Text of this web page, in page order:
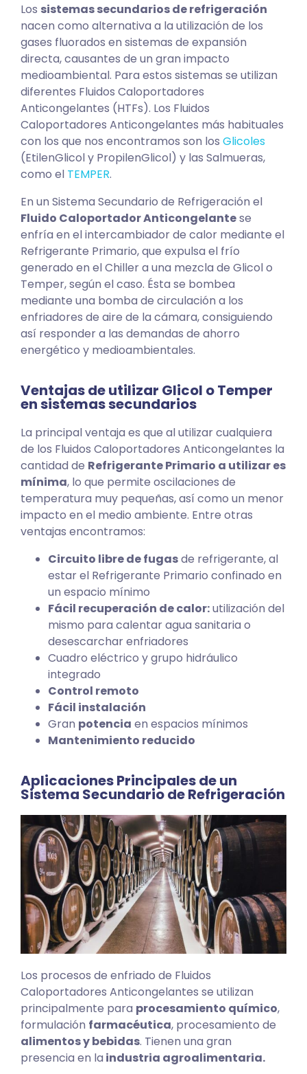
Los sistemas secundarios de refrigeración
nacen como alternativa a la utilización de los
gases fluorados en sistemas de expansión
directa, causantes de un gran impacto
medioambiental. Para estos sistemas se utilizan
diferentes Fluidos Caloportadores
Anticongelantes (HTFs). Los Fluidos
Caloportadores Anticongelantes más habituales
con los que nos encontramos son los Glicoles
(EtilenGlicol y PropilenGlicol) y las Salmueras,
como el TEMPER.
En un Sistema Secundario de Refrigeración el
Fluido Caloportador Anticongelantese
enfría en el intercambiador de calor mediante el
Refrigerante Primario, que expulsa el frío
generado en el Chiller a una mezcla de Glicol o
Temper, según el caso. Ésta se bombea
mediante una bomba de circulación a los
enfriadores de aire de la cámara, consiguiendo
así responder a las demandas de ahorro
energético y medioambientales.
Ventajas de utilizar Glicol o Temper
en sistemas secundarios
La principal ventaja es que al utilizar cualquiera
de los Fluidos Caloportadores Anticongelantes la
cantidad de Refrigerante Primario a utilizar es
mínima, lo que permite oscilaciones de
temperatura muy pequeñas, así como un menor
impacto en el medio ambiente. Entre otras
ventajas encontramos:
Circuito libre de fugasde refrigerante, al
estar el Refrigerante Primario confinado en
un espacio mínimo
Fácil recuperación de calor:utilización del
mismo para calentar agua sanitaria o
desescarchar enfriadores
Cuadro eléctrico y grupo hidráulico
integrado
Control remoto
Fácil instalación
Gran potencia en espacios mínimos
Mantenimiento reducido
Aplicaciones Principales de un
Sistema Secundario de Refrigeración
Los procesos de enfriado de Fluidos
Caloportadores Anticongelantes se utilizan
principalmente para procesamiento químico,
formulación farmacéutica, procesamiento de
alimentos y bebidas. Tienen una gran
presencia en la industria agroalimentaria.